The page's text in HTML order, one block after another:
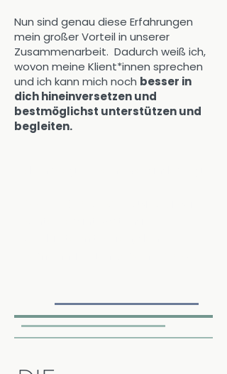
Nun sind genau diese Erfahrungen
mein großer Vorteil in unserer
Zusammenarbeit. Dadurch weiß ich,
wovon meine Klient*innen sprechen
und ich kann mich noch besser in
dich hineinversetzen und
bestmöglichst unterstützen und
begleiten.
hauptberuflich (und noch einige
Jahre in ehrenamtlicher
Funktion) lag mein Fokus in der